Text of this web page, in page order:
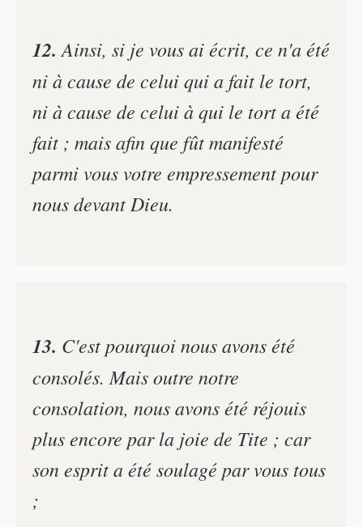
12. Ainsi, si je vous ai écrit, ce n'a été
ni à cause de celui qui a fait le tort,
ni à cause de celui à qui le tort a été
fait ; mais afin que fût manifesté
parmi vous votre empressement pour
nous devant Dieu.
13. C'est pourquoi nous avons été
consolés. Mais outre notre
consolation, nous avons été réjouis
plus encore par la joie de Tite ; car
son esprit a été soulagé par vous tous
;